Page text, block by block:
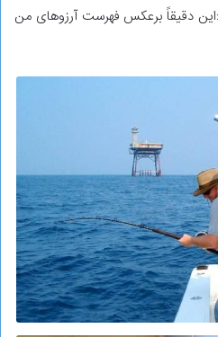
دقیقاً برعکس فهرست آرزوهای من